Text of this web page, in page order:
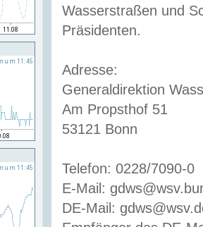
Wasserstraßen und
Präsidenten.
Adresse:
Generaldirektion
Am Propsthof 51
53121 Bonn
Telefon: 0228/7090-0
E-Mail:
DE-Mail: